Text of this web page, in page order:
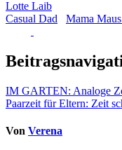
Lotte Laib
Casual Dad
Mama Maus
IM GARTEN: Analoge
Paarzeit für Eltern: Zeit
Von Verena